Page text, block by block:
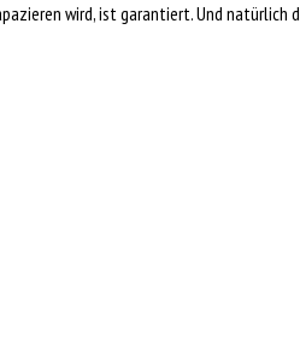
wird, ist garantiert. Und